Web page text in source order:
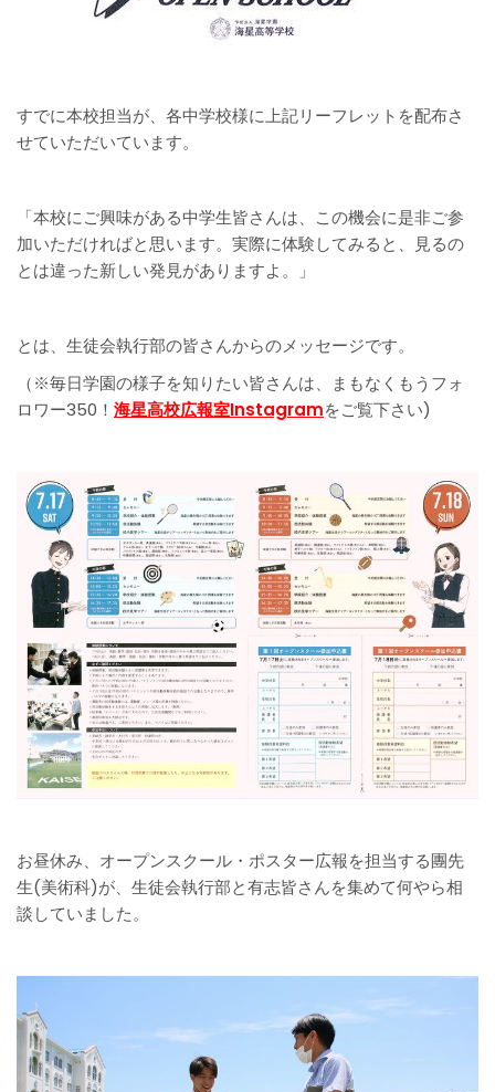
すでに本校担当が、各中学校様に上記リーフレットを配布さ
せていただいています。
「本校にご興味がある中学生皆さんは、この機会に是非ご参
加いただければと思います。実際に体験してみると、見るの
とは違った新しい発見がありますよ。」
とは、生徒会執行部の皆さんからのメッセージです。
（※毎日学園の様子を知りたい皆さんは、まもなくもうフォ
ロワー350！ 海星高校広報室Instagramをご覧下さい)
お昼休み、オープンスクール・ポスター広報を担当する團先
生(美術科)が、生徒会執行部と有志皆さんを集めて何やら相
談していました。